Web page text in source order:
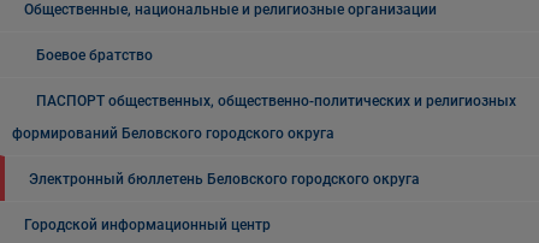
Общественные, национальные и религиозные организации
Боевое братство
ПАСПОРТ общественных, общественно-политических и религиозных
формирований Беловского городского округа
Электронный бюллетень Беловского городского округа
Городской информационный центр